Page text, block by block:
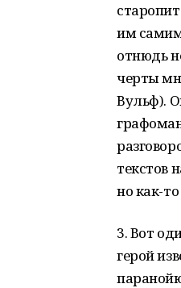
им
отнюдь
черты
Вульф).
текстов
но как-
3. Вот
герой